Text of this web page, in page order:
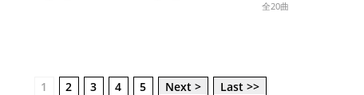
全20曲
1 2 3 4 5 Next >
Last >>